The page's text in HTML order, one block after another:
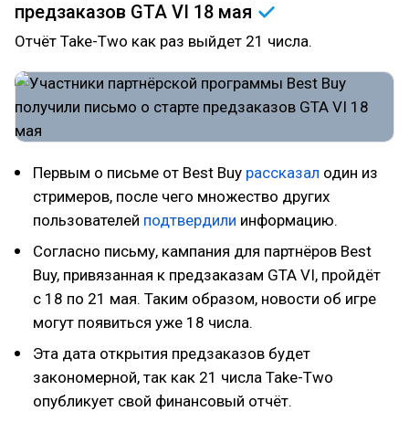
предзаказов GTA VI 18 мая
Отчёт Take-Two как раз выйдет 21 числа.
Первым о письме от Best Buy рассказал один из
стримеров, после чего множество других
пользователей подтвердили информацию.
Согласно письму, кампания для партнёров Best
Buy, привязанная к предзаказам GTA VI, пройдёт
с 18 по 21 мая. Таким образом, новости об игре
могут появиться уже 18 числа.
Эта дата открытия предзаказов будет
закономерной, так как 21 числа Take-Two
опубликует свой финансовый отчёт.